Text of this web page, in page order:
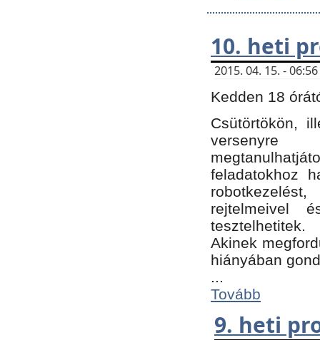
10. heti
2015. 04. 15. -
Kedden 18
Csütörtökön,
versenyre
feladatokhoz
rejtelmeivel
tesztelhetitek.
Akinek
hiányában
...
Tovább
9. heti